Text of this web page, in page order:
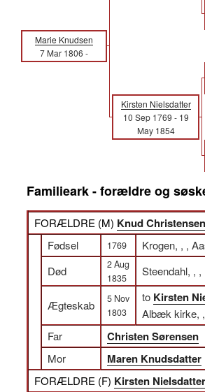
Marie Knudsen
7 Mar 1806 -
Kirsten Nielsdatter
10 Sep 1769 - 19
May 1854
Familieark - forældre og
FORÆLDRE (M) Knud Christensen
Fødsel 1769
Krogen, , ,
Død
2 Aug
1835
Steendahl, , ,
Ægteskab
5 Nov
1803
to Kirsten
Albæk kirke,
Far
Christen Sørensen
Mor Maren Knudsdatter
FORÆLDRE (F) Kirsten Nielsdatter